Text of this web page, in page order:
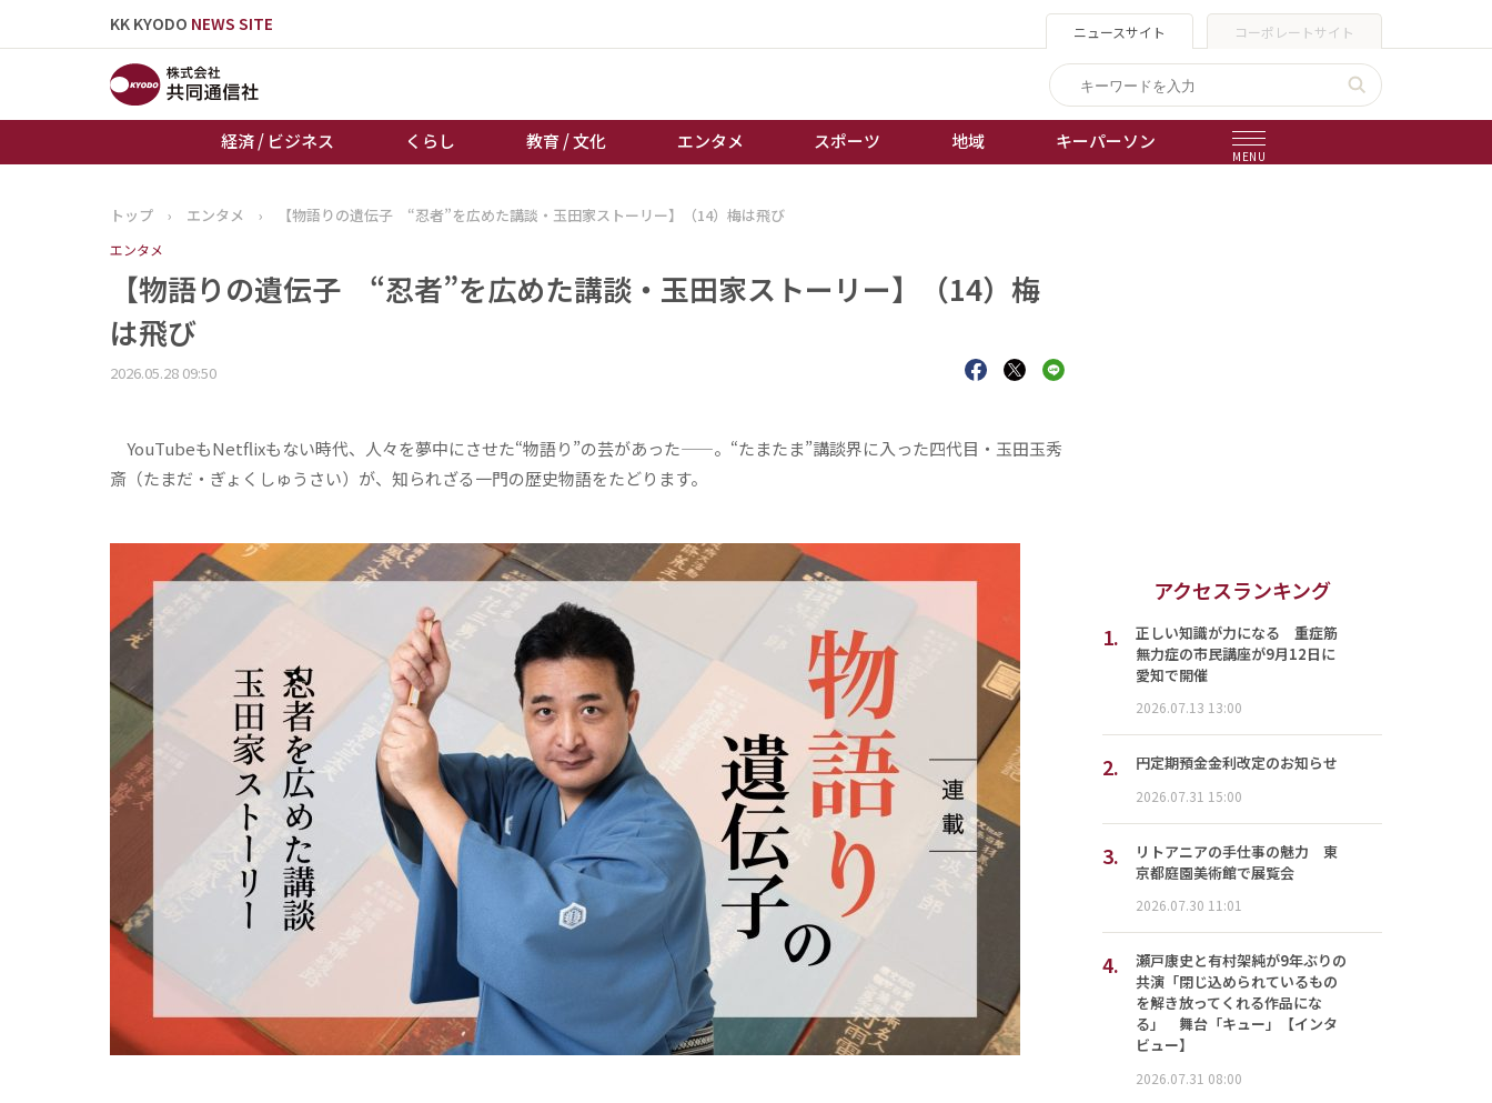
KK KYODO NEWS SITE ニュースサイト コーポレートサイト
経済 / ビジネス くらし 教育 / 文化 エンタメ スポーツ 地域 キーパーソン
MENU
トップページ
経済 / ビジネス
教育 / 文化
オートレース
トップ › エンタメ › 【物語りの遺伝子 “忍者”を広めた講談・玉田家ストーリー】（14）梅は飛び
エンタメ
【物語りの遺伝子 “忍者”を広めた講談・玉田家ストーリー】（14）梅
は飛び
2026.05.28 09:50
YouTubeもNetflixもない時代、人々を夢中にさせた“物語り”の芸があった——。“たまたま”講談界に入った四代目・玉田玉秀
斎（たまだ・ぎょくしゅうさい）が、知られざる一門の歴史物語をたどります。
アクセスランキング
1.
正しい知識が力になる 重症筋
無力症の市民講座が9月12日に
愛知で開催
2026.07.13 13:00
2. 円定期預金金利改定のお知らせ
2026.07.31 15:00
3.
リトアニアの手仕事の魅力 東
京都庭園美術館で展覧会
2026.07.30 11:01
4.
瀬戸康史と有村架純が9年ぶりの
共演「閉じ込められているもの
を解き放ってくれる作品にな
る」 舞台「キュー」【インタ
ビュー】
2026.07.31 08:00